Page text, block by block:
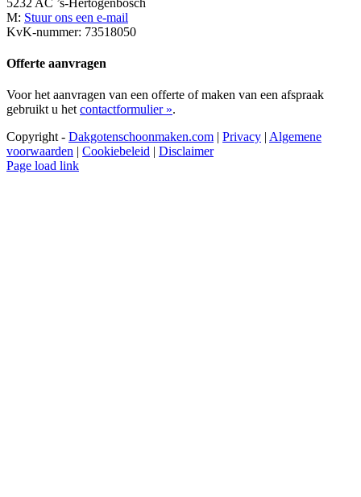
M: Stuur ons een e-mail
KvK-nummer: 73518050
Offerte aanvragen
Voor het aanvragen van een offerte of maken van een afspraak
gebruikt u het contactformulier ».
Copyright - Dakgotenschoonmaken.com | Privacy | Algemene
voorwaarden | Cookiebeleid | Disclaimer
Page load link